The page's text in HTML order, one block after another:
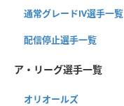
通常グレードⅣ選手一覧
配信停止選手一覧
ア・リーグ選手一覧
オリオールズ